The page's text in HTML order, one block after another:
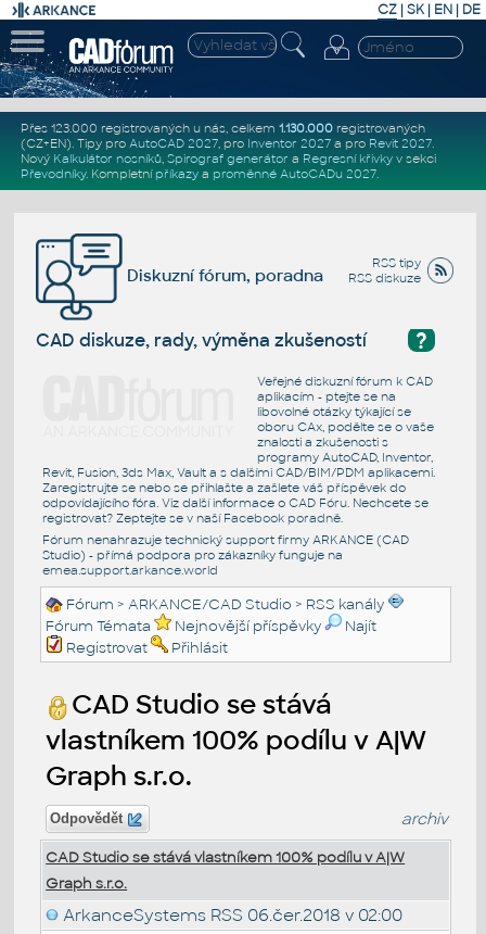
CZ | SK| EN | DE
Přes 123.000 registrovaných u nás, celkem 1.130.000registrovaných
(CZ+EN). Tipy pro AutoCAD 2027, pro Inventor 2027a pro Revit 2027.
Nový Kalkulátor nosníků, Spirograf generátor a Regresní křivkyv sekci
Převodníky. Kompletní příkazya proměnné AutoCADu 2027.
RSS tipy
RSS diskuze
Diskuzní fórum, poradna
?
CAD diskuze, rady, výměna zkušeností
Veřejné diskuzní fórum k CAD
aplikacím - ptejte se na
libovolné otázky týkající se
oboru CAx, podělte se o vaše
znalosti a zkušenosti s
programy AutoCAD, Inventor,
Revit, Fusion, 3ds Max, Vault a s dalšími CAD/BIM/PDM aplikacemi.
Zaregistrujte se nebo se přihlašte a zašlete váš příspěvek do
odpovídajícího fóra. Viz další informace o CAD Fóru. Nechcete se
registrovat? Zeptejte se v naší Facebook poradně.
Fórum nenahrazuje technický support firmy ARKANCE (CAD
Studio) - přímá podpora pro zákazníky funguje na
emea.support.arkance.world
Fórum >ARKANCE/CAD Studio > RSS kanály
Fórum Témata
Nejnovější příspěvky
Najít
Registrovat
Přihlásit
CAD Studio se stává
vlastníkem 100% podílu v A|W
Graph s.r.o.
Odpovědět archiv
CAD Studio se stává vlastníkem 100% podílu v A|W
Graph s.r.o.
ArkanceSystems RSS 06.čer.2018 v 02:00